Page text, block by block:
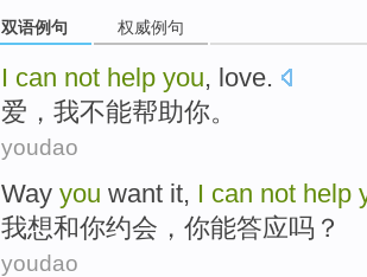
双语例句 权威例句
I can not help you, love.
爱 ， 我不能帮助你。
youdao
Way you want it, I can not help
我想和你约会，你能答应吗？
youdao